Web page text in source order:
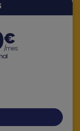
€
/mes